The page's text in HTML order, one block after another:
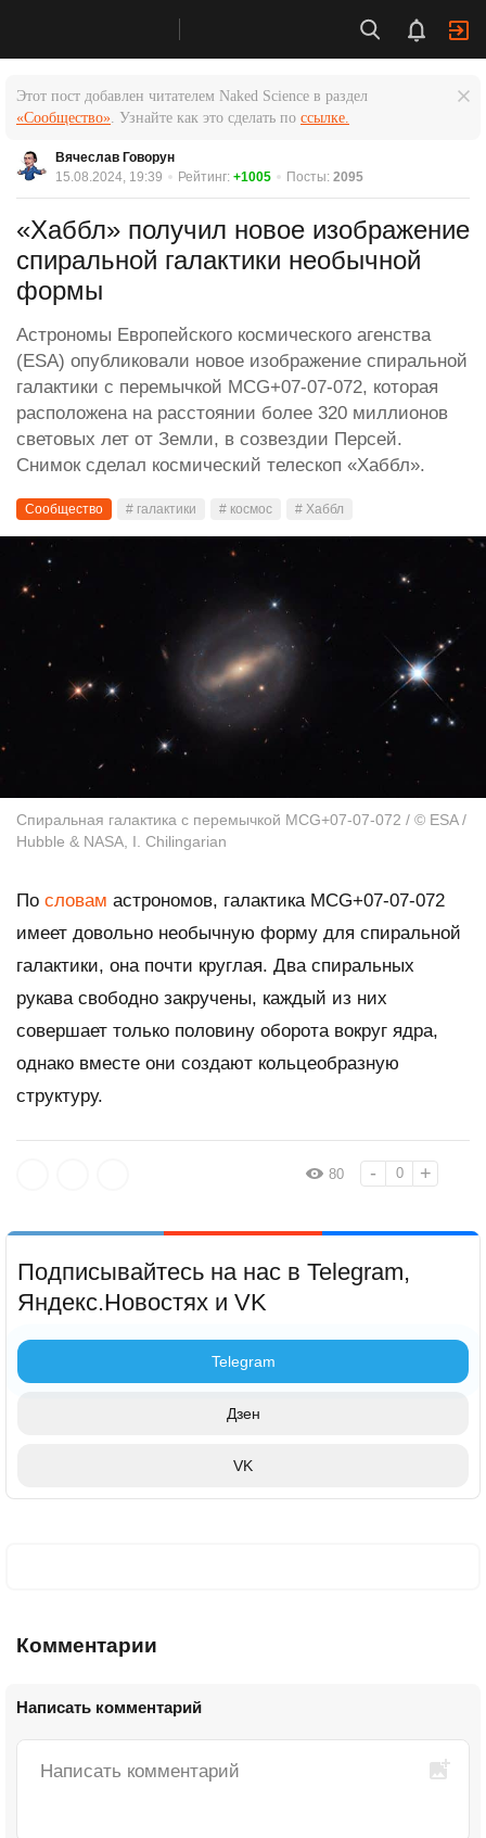
Этот пост добавлен читателем Naked Science в раздел
«Сообщество». Узнайте как это сделать по ссылке.
Вячеслав Говорун
15.08.2024, 19:39
Рейтинг: +1005 Посты: 2095
«Хаббл» получил новое изображение
спиральной галактики необычной
формы
Астрономы Европейского космического агенства
(ESA) опубликовали новое изображение спиральной
галактики с перемычкой MCG+07-07-072, которая
расположена на расстоянии более 320 миллионов
световых лет от Земли, в созвездии Персей.
Снимок сделал космический телескоп «Хаббл».
Сообщество # галактики # космос # Хаббл
Спиральная галактика с перемычкой MCG+07-07-072 / © ESA /
Hubble & NASA, I. Chilingarian
По словам астрономов, галактика MCG+07-07-072
имеет довольно необычную форму для спиральной
галактики, она почти круглая. Два спиральных
рукава свободно закручены, каждый из них
совершает только половину оборота вокруг ядра,
однако вместе они создают кольцеобразную
структуру.
- 0 +
80
Подписывайтесь на нас в Telegram,
Яндекс.Новостях и VK
Telegram
Дзен
VK
Комментарии
Написать комментарий